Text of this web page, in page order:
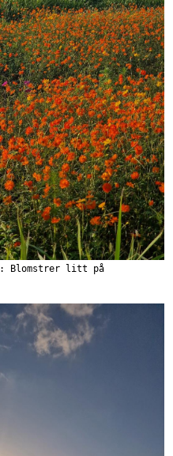
: Blomstrer litt på